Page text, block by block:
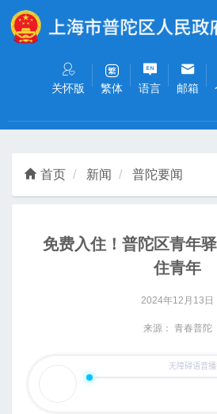
无障碍操作说明
关怀版 繁体 语言 邮箱
首页 新闻 普陀要闻
免费入住！普陀区青年
住青年
2024年12月13日
来源： 青春普陀